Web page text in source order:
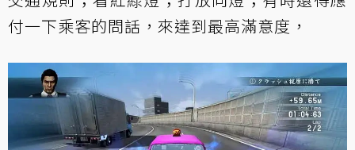
付一下乘客的問話，來達到最高滿意度，